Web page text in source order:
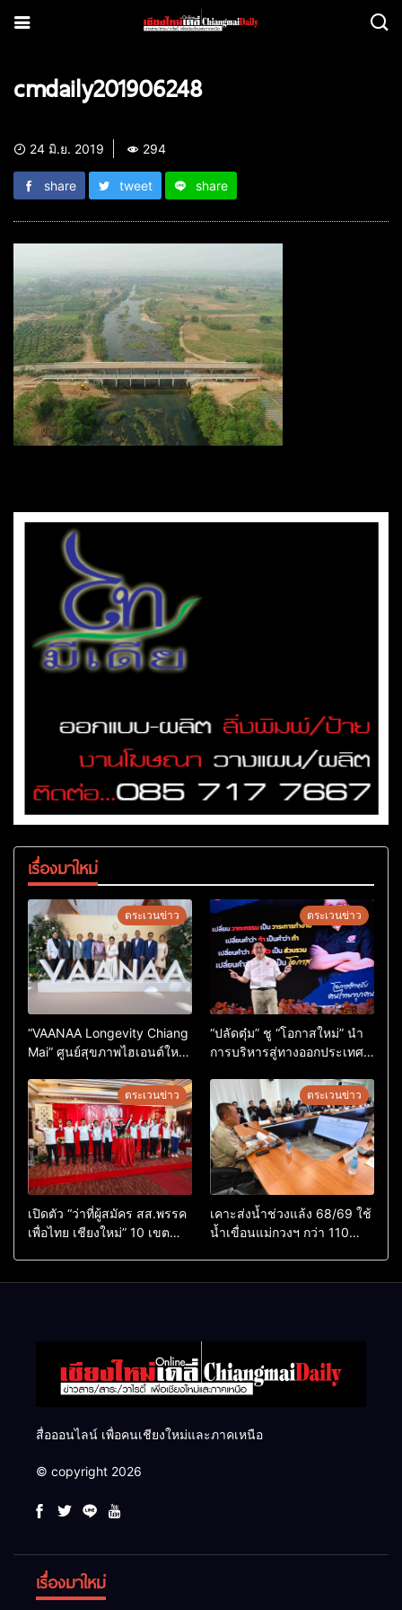
cmdaily201906248
24 มิ.ย. 2019 294
share tweet share
เรื่องมาใหม่
ตระเวนข่าว
“VAANAA Longevity Chiang
Mai” ศูนย์สุขภาพไฮเอนต์ใหญ่
ตระเวนข่าว
“ปลัดตุ๋ม” ชู “โอกาสใหม่” นำ
การบริหารสู่ทางออกประเทศ
ตระเวนข่าว
เปิดตัว “ว่าที่ผู้สมัคร สส.พรรค
เพื่อไทย เชียงใหม่” 10 เขต
ตระเวนข่าว
เคาะส่งน้ำช่วงแล้ง 68/69 ใช้
น้ำเขื่อนแม่กวงฯ กว่า 110
สื่อออนไลน์ เพื่อคนเชียงใหม่และภาคเหนือ
© copyright 2026
เรื่องมาใหม่